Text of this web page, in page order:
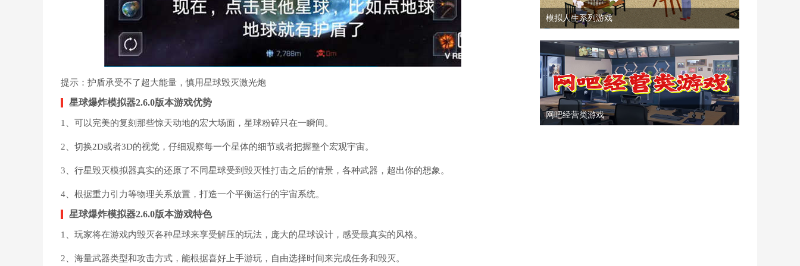
提示：护盾承受不了超大能量，慎用星球毁灭激光炮
星球爆炸模拟器2.6.0版本游戏优势
1、可以完美的复刻那些惊天动地的宏大场面，星球粉碎只在一瞬间。
2、切换2D或者3D的视觉，仔细观察每一个星体的细节或者把握整个宏观宇宙。
3、行星毁灭模拟器真实的还原了不同星球受到毁灭性打击之后的情景，各种武器，超出你的想象。
4、根据重力引力等物理关系放置，打造一个平衡运行的宇宙系统。
星球爆炸模拟器2.6.0版本游戏特色
1、玩家将在游戏内毁灭各种星球来享受解压的玩法，庞大的星球设计，感受最真实的风格。
2、海量武器类型和攻击方式，能根据喜好上手游玩，自由选择时间来完成任务和毁灭。
模拟人生系列游戏
网吧经营类游戏